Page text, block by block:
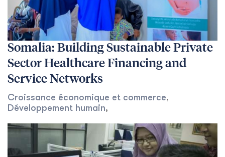
Somalia: Building Sustainable Private
Sector Healthcare Financing and
Service Networks
Croissance économique et commerce,
Développement humain,